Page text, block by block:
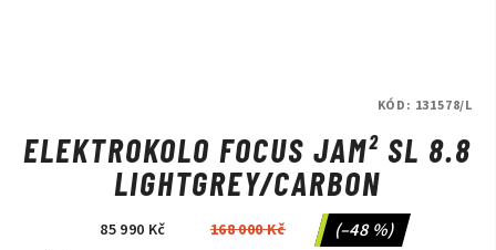
ELEKTROKOLO FOCUS JAM² SL 8.8
LIGHTGREY/CARBON
85 990 Kč 168 000 Kč (–48 %)
KÓD: 131578/L